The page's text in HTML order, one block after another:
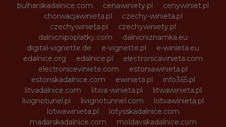
bulharskadalnice.com
cenawiniety.pl
cenywiniet.pl
chorwacjawinieta.pl
czechy-winieta.pl
czechywinieta.pl
czechywiniety.pl
dalnicnipoplatky.com
dalnicniznamka.eu
digital-vignette.de
e-vignette.pl
e-winieta.eu
edalnice.org
edalnice.pl
electronicavinieta.com
electroniceviniete.com
estoniawinieta.pl
estonskadalnice.com
ewinieta.pl
info365.pl
litvadalnice.com
litwa-winieta.pl
litwawinieta.pl
livignotunel.pl
livignotunnel.com
lotvawinieta.pl
lotwawinieta.pl
lotysskadalnice.com
madarskadalnice.com
moldavskadalnice.com